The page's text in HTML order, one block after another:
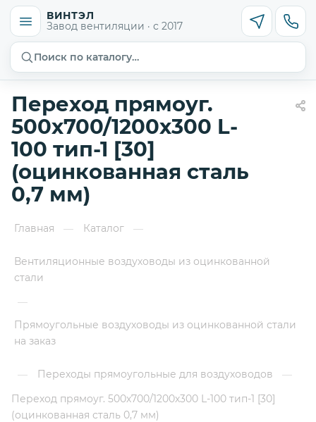
ВИНТЭЛ
Завод вентиляции · с 2017
Поиск по каталогу…
Переход прямоуг.
500х700/1200х300 L-
100 тип-1 [30]
(оцинкованная сталь
0,7 мм)
Главная — Каталог —
Вентиляционные воздуховоды из оцинкованной
стали
—
Прямоугольные воздуховоды из оцинкованной стали
на заказ
— Переходы прямоугольные для воздуховодов
—
Переход прямоуг. 500х700/1200х300 L-100 тип-1 [30]
(оцинкованная сталь 0,7 мм)